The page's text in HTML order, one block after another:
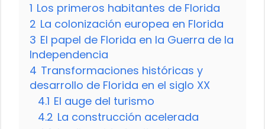
1 Los primeros habitantes de Florida
2 La colonización europea en Florida
3 El papel de Florida en la Guerra de la
Independencia
4 Transformaciones históricas y
desarrollo de Florida en el siglo XX
4.1 El auge del turismo
4.2 La construcción acelerada